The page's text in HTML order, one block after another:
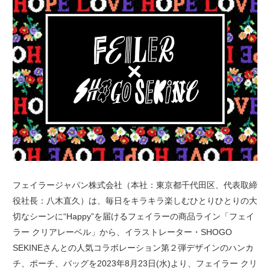
フェイラージャパン株式会社（本社：東京都千代田区、代表取締
役社長：八木直久）は、毎日をキラキラ楽しむひとりひとりの大
切なシーンに“Happy”を届けるフェイラーの商品ライン「フェイ
ラー クリアレーベル」から、イラストレーター・SHOGO
SEKINEさんとの人気コラボレーション第２弾デザインのハンカ
チ、ポーチ、バッグを2023年8月23日(水)より、フェイラー クリ